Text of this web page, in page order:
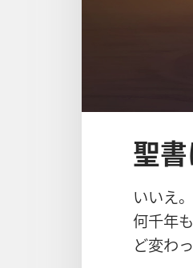
聖
いいえ
何千年
ど変わ